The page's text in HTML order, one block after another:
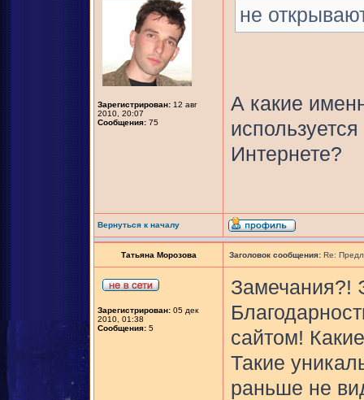
Зарегистрирован: 12 авг
2010, 20:07
Сообщения: 75
не
А какие
Интернете?
Вернуться к началу
Татьяна Морозова Заголовок сообщения: Re:
Зарегистрирован: 05 дек
2010, 01:38
Сообщения: 5
Замечания?!
сайтом!
Такие
раньше не